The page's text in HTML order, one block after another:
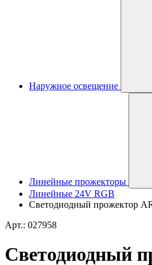
Наружное освещение
Линейные прожекторы
Линейные 24V RGB
Светодиодный прожектор
Арт.: 027958
Светодиодный